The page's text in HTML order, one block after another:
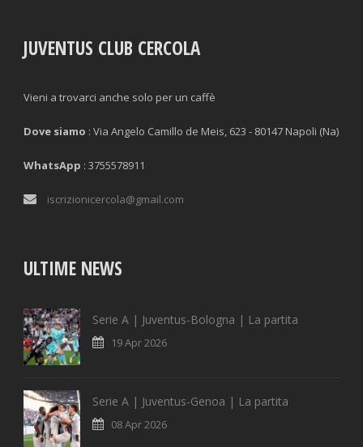
JUVENTUS CLUB CERCOLA
Vieni a trovarci anche solo per un caffè
Dove siamo : Via Angelo Camillo de Meis, 623 - 80147 Napoli (Na)
WhatsApp : 3755578911
iscrizionicercola@gmail.com
ULTIME NEWS
Serie A | Juventus-Bologna | La partita
19 Apr 2026
Serie A | Juventus-Genoa | La partita
08 Apr 2026